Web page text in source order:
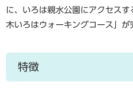
に、いろは親水公園にアクセス
木いろはウォーキングコース」が
特徴